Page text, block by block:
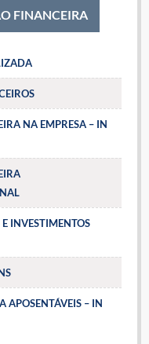
FINANCEIRA
NA EMPRESA – IN
INVESTIMENTOS
APOSENTÁVEIS – IN